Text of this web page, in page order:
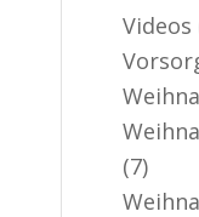
Videos
(7)